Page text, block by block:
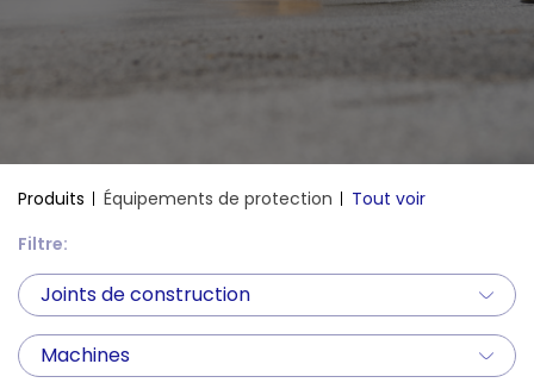
Produits Équipements de protection
Tout voir
Filtre:
Joints de construction
Machines